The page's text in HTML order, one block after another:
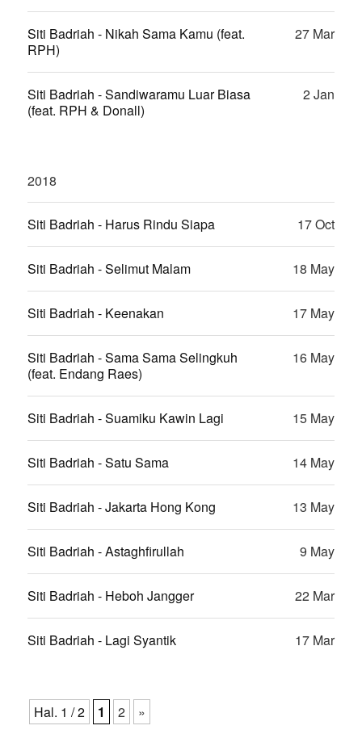
Siti Badriah - Nikah Sama Kamu (feat.
RPH)
27 Mar
Siti Badriah - Sandiwaramu Luar Biasa
(feat. RPH & Donall)
2 Jan
2018
Siti Badriah - Harus Rindu Siapa 17 Oct
Siti Badriah - Selimut Malam 18 May
Siti Badriah - Keenakan 17 May
Siti Badriah - Sama Sama Selingkuh
(feat. Endang Raes)
16 May
Siti Badriah - Suamiku Kawin Lagi 15 May
Siti Badriah - Satu Sama 14 May
Siti Badriah - Jakarta Hong Kong 13 May
Siti Badriah - Astaghfirullah 9 May
Siti Badriah - Heboh Jangger 22 Mar
Siti Badriah - Lagi Syantik 17 Mar
Hal. 1 / 2 1 2 »